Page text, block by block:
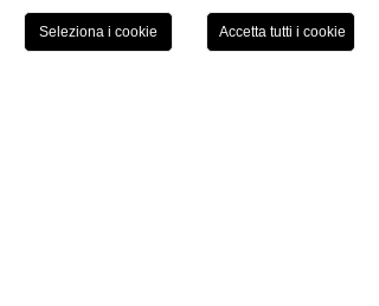
automatizzati sono, per esempio: dati
sui dispositivi che utilizzate per